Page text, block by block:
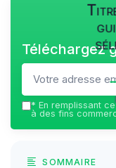
Téléchargez
* En remplissant
à des fins
SOMMAIRE